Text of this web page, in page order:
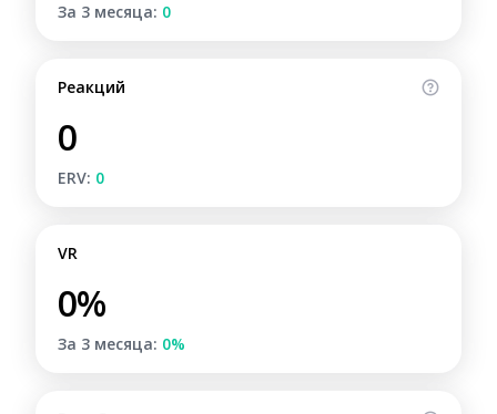
За 3 месяца: 0
Реакций
0
ERV: 0
VR
0%
За 3 месяца: 0%